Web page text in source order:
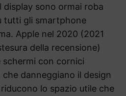
sono ormai roba
tutti gli smartphone
Apple nel 2020 (2021
della recensione)
con cornici
danneggiano il design
lo spazio utile che